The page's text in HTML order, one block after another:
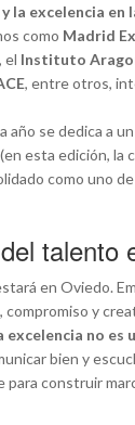
la excelencia en
como Madrid
, el Instituto
, entre otros,
año se dedica a
esta edición, la
como uno
talento
en Oviedo.
y
excelencia no es
bien y
para construir